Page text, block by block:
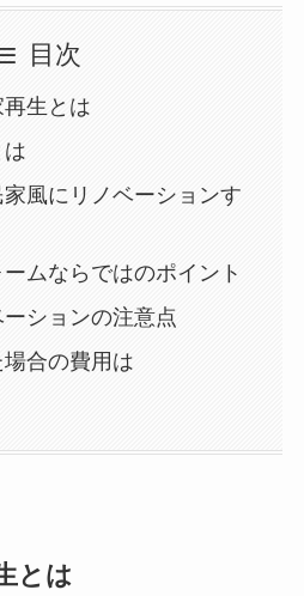
目次
生とは
風にリノベーションす
ムならではのポイント
ションの注意点
合の費用は
とは